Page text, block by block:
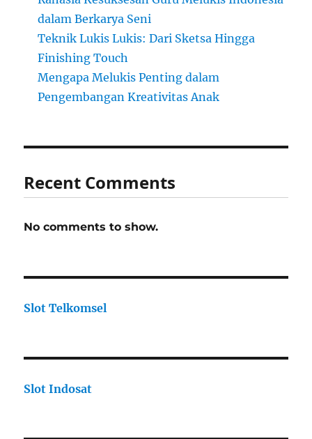
dalam Berkarya Seni
Teknik Lukis Lukis: Dari Sketsa Hingga
Finishing Touch
Mengapa Melukis Penting dalam
Pengembangan Kreativitas Anak
Recent Comments
No comments to show.
Slot Telkomsel
Slot Indosat